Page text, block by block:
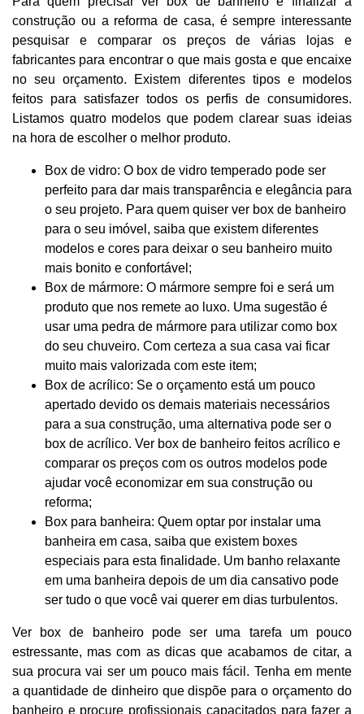
construção ou a reforma de casa, é sempre interessante
pesquisar e comparar os preços de várias lojas e
fabricantes para encontrar o que mais gosta e que encaixe
no seu orçamento. Existem diferentes tipos e modelos
feitos para satisfazer todos os perfis de consumidores.
Listamos quatro modelos que podem clarear suas ideias
na hora de escolher o melhor produto.
Box de vidro: O box de vidro temperado pode ser
perfeito para dar mais transparência e elegância para
o seu projeto. Para quem quiser ver box de banheiro
para o seu imóvel, saiba que existem diferentes
modelos e cores para deixar o seu banheiro muito
mais bonito e confortável;
Box de mármore: O mármore sempre foi e será um
produto que nos remete ao luxo. Uma sugestão é
usar uma pedra de mármore para utilizar como box
do seu chuveiro. Com certeza a sua casa vai ficar
muito mais valorizada com este item;
Box de acrílico: Se o orçamento está um pouco
apertado devido os demais materiais necessários
para a sua construção, uma alternativa pode ser o
box de acrílico. Ver box de banheiro feitos acrílico e
comparar os preços com os outros modelos pode
ajudar você economizar em sua construção ou
reforma;
Box para banheira: Quem optar por instalar uma
banheira em casa, saiba que existem boxes
especiais para esta finalidade. Um banho relaxante
em uma banheira depois de um dia cansativo pode
ser tudo o que você vai querer em dias turbulentos.
Ver box de banheiro pode ser uma tarefa um pouco
estressante, mas com as dicas que acabamos de citar, a
sua procura vai ser um pouco mais fácil. Tenha em mente
a quantidade de dinheiro que dispõe para o orçamento do
banheiro e procure profissionais capacitados para fazer a